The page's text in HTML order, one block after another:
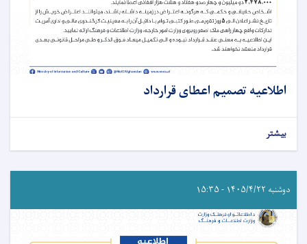
اطلاعیه تصمیم اعطای قرارداد
بیشتر
دوشنبه ۱۴۰۵/۴/۲۲ - ۱۵:۳۵